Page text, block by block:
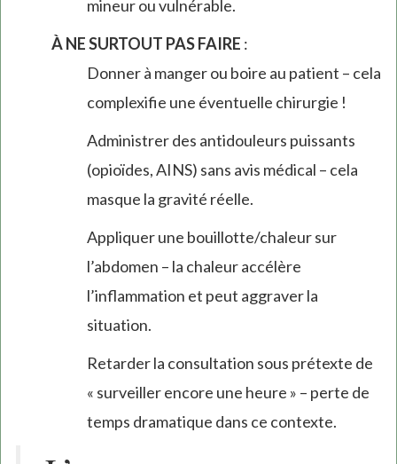
mineur ou vulnérable.
À NE SURTOUT PAS FAIRE :
Donner à manger ou boire au patient – cela
complexifie une éventuelle chirurgie !
Administrer des antidouleurs puissants
(opioïdes, AINS) sans avis médical – cela
masque la gravité réelle.
Appliquer une bouillotte/chaleur sur
l’abdomen – la chaleur accélère
l’inflammation et peut aggraver la
situation.
Retarder la consultation sous prétexte de
« surveiller encore une heure » – perte de
temps dramatique dans ce contexte.